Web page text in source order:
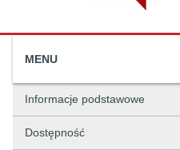
MENU
Informacje podstawowe
Dostępność